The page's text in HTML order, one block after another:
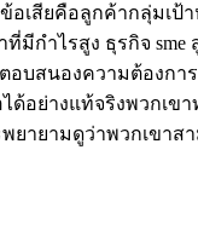
เสียคือลูกค้ากลุ่มเป้า
ำไรสูง ธุรกิจ sme
บสนองความต้องกา
อย่างแท้จริงพวกเข
ยายามดูว่าพวกเขา